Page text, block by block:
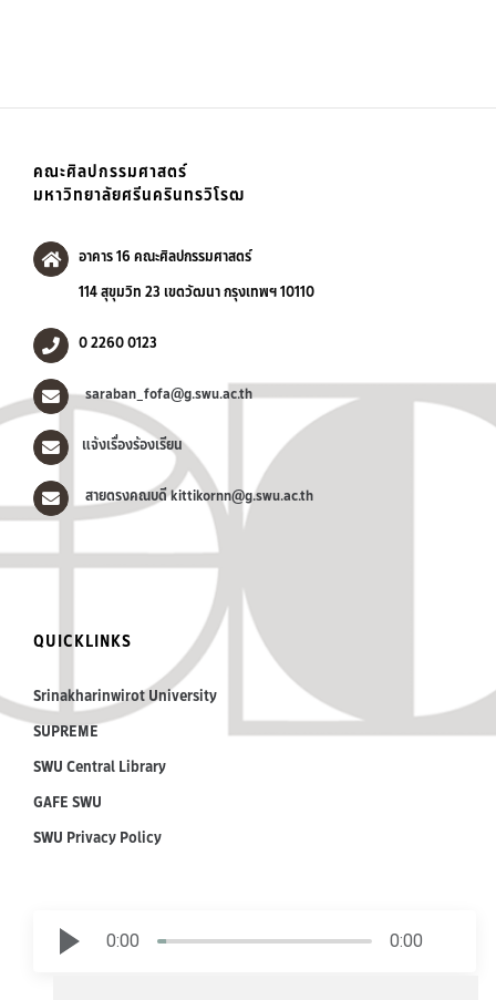
คณะศิลปกรรมศาสตร์
มหาวิทยาลัยศรีนครินทรวิโรฒ
อาคาร 16 คณะศิลปกรรมศาสตร์
114 สุขุมวิท 23 เขตวัฒนา กรุงเทพฯ 10110
0 2260 0123
saraban_fofa@g.swu.ac.th
แจ้งเรื่องร้องเรียน
สายตรงคณบดี kittikornn@g.swu.ac.th
QUICKLINKS
Srinakharinwirot University
SUPREME
SWU Central Library
GAFE SWU
SWU Privacy Policy
0:00 0:00